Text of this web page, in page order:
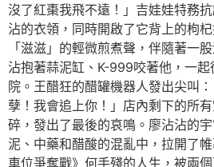
沒了紅棗我飛不遠！」吉娃娃特務
沾的衣領，同時開啟了它背上的枸
「滋滋」的輕微煎煮聲，伴隨著一
沾抱著蒜泥缸、K-999咬著他，一
院。王醋狂的醋罐機器人發出尖叫
孽！我會追上你！」店內剩下的所
碎，發出了最後的哀鳴。廖沾沾的
泥、中藥和醋酸的混亂中，拉開了
車位爭奪戰》何手殘的人生，被兩